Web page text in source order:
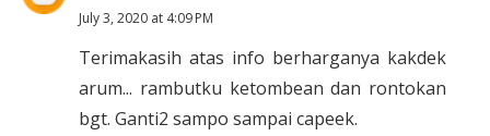
July 3, 2020 at 4:09 PM
Terimakasih atas info berharganya kakdek
arum... rambutku ketombean dan rontokan
bgt. Ganti2 sampo sampai capeek.